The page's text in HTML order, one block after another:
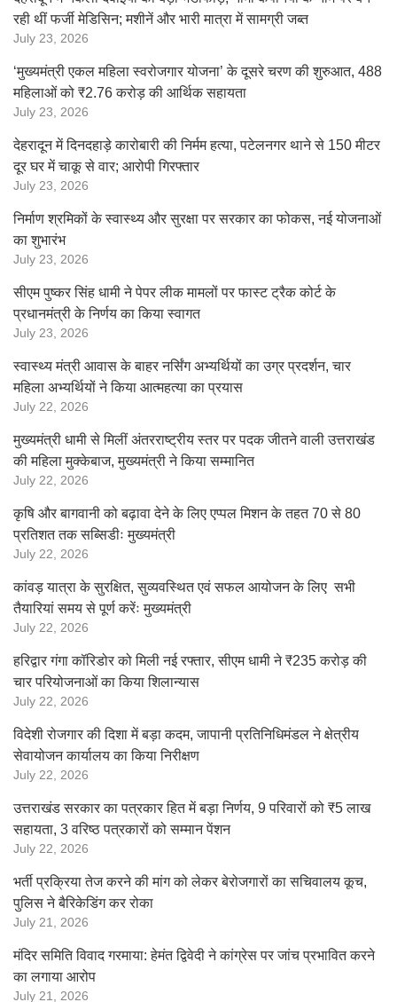
रही थीं फर्जी मेडिसिन; मशीनें और भारी मात्रा में सामग्री जब्त
July 23, 2026
‘मुख्यमंत्री एकल महिला स्वरोजगार योजना’ के दूसरे चरण की शुरुआत, 488
महिलाओं को ₹2.76 करोड़ की आर्थिक सहायता
July 23, 2026
देहरादून में दिनदहाड़े कारोबारी की निर्मम हत्या, पटेलनगर थाने से 150 मीटर
दूर घर में चाकू से वार; आरोपी गिरफ्तार
July 23, 2026
निर्माण श्रमिकों के स्वास्थ्य और सुरक्षा पर सरकार का फोकस, नई योजनाओं
का शुभारंभ
July 23, 2026
सीएम पुष्कर सिंह धामी ने पेपर लीक मामलों पर फास्ट ट्रैक कोर्ट के
प्रधानमंत्री के निर्णय का किया स्वागत
July 23, 2026
स्वास्थ्य मंत्री आवास के बाहर नर्सिंग अभ्यर्थियों का उग्र प्रदर्शन, चार
महिला अभ्यर्थियों ने किया आत्महत्या का प्रयास
July 22, 2026
मुख्यमंत्री धामी से मिलीं अंतरराष्ट्रीय स्तर पर पदक जीतने वाली उत्तराखंड
की महिला मुक्केबाज, मुख्यमंत्री ने किया सम्मानित
July 22, 2026
कृषि और बागवानी को बढ़ावा देने के लिए एप्पल मिशन के तहत 70 से 80
प्रतिशत तक सब्सिडीः मुख्यमंत्री
July 22, 2026
कांवड़ यात्रा के सुरक्षित, सुव्यवस्थित एवं सफल आयोजन के लिए सभी
तैयारियां समय से पूर्ण करेंः मुख्यमंत्री
July 22, 2026
हरिद्वार गंगा कॉरिडोर को मिली नई रफ्तार, सीएम धामी ने ₹235 करोड़ की
चार परियोजनाओं का किया शिलान्यास
July 22, 2026
विदेशी रोजगार की दिशा में बड़ा कदम, जापानी प्रतिनिधिमंडल ने क्षेत्रीय
सेवायोजन कार्यालय का किया निरीक्षण
July 22, 2026
उत्तराखंड सरकार का पत्रकार हित में बड़ा निर्णय, 9 परिवारों को ₹5 लाख
सहायता, 3 वरिष्ठ पत्रकारों को सम्मान पेंशन
July 22, 2026
भर्ती प्रक्रिया तेज करने की मांग को लेकर बेरोजगारों का सचिवालय कूच,
पुलिस ने बैरिकेडिंग कर रोका
July 21, 2026
मंदिर समिति विवाद गरमाया: हेमंत द्विवेदी ने कांग्रेस पर जांच प्रभावित करने
का लगाया आरोप
July 21, 2026